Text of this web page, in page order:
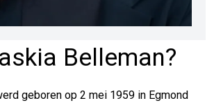
Belleman?
geboren op 2 mei 1959 in Egmond